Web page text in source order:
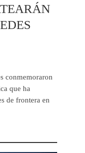
conmemoraron
que ha
de frontera en